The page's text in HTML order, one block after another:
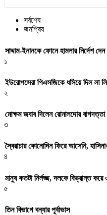
সর্বশেষ
জনপ্রিয়
সাদ্দাম-ইনানকে ফোনে হামলার নির্দেশ
১
ইউরোপসেরা পিএসজিকে ধসিয়ে দিল লা
২
মোক্ষম জবাব দিলেন রোনালদোর বাগদত্তা
৩
স্বৈরাচার কোনোদিন ফিরে আসেনি,
৪
মানুষ কতটা নির্লজ্জ, দলকে বিভ্রান্ত
৫
তিন বিভাগে বন্যার পূর্বাভাস